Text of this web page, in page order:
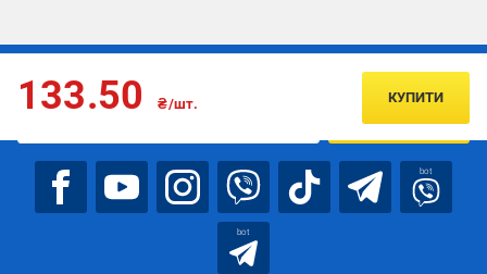
133.50 ₴/шт. КУПИТИ
Підписуйтесь, щоб дізнаватись першим про акції та пропозиції
ПІДПИСАТИСЯ
bot
bot